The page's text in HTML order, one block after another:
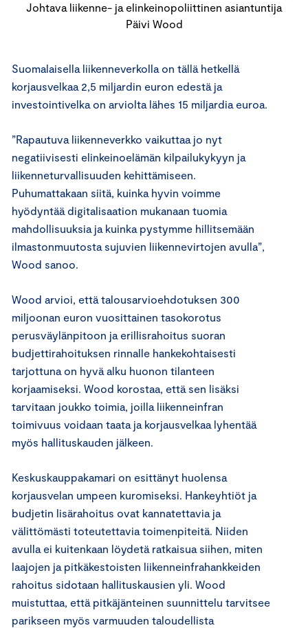
Johtava liikenne- ja elinkeinopoliittinen asiantuntija
Päivi Wood
Suomalaisella liikenneverkolla on tällä hetkellä
korjausvelkaa 2,5 miljardin euron edestä ja
investointivelka on arviolta lähes 15 miljardia euroa.
”Rapautuva liikenneverkko vaikuttaa jo nyt
negatiivisesti elinkeinoelämän kilpailukykyyn ja
liikenneturvallisuuden kehittämiseen.
Puhumattakaan siitä, kuinka hyvin voimme
hyödyntää digitalisaation mukanaan tuomia
mahdollisuuksia ja kuinka pystymme hillitsemään
ilmastonmuutosta sujuvien liikennevirtojen avulla”,
Wood sanoo.
Wood arvioi, että talousarvioehdotuksen 300
miljoonan euron vuosittainen tasokorotus
perusväylänpitoon ja erillisrahoitus suoran
budjettirahoituksen rinnalle hankekohtaisesti
tarjottuna on hyvä alku huonon tilanteen
korjaamiseksi. Wood korostaa, että sen lisäksi
tarvitaan joukko toimia, joilla liikenneinfran
toimivuus voidaan taata ja korjausvelkaa lyhentää
myös hallituskauden jälkeen.
Keskuskauppakamari on esittänyt huolensa
korjausvelan umpeen kuromiseksi. Hankeyhtiöt ja
budjetin lisärahoitus ovat kannatettavia ja
välittömästi toteutettavia toimenpiteitä. Niiden
avulla ei kuitenkaan löydetä ratkaisua siihen, miten
laajojen ja pitkäkestoisten liikenneinfrahankkeiden
rahoitus sidotaan hallituskausien yli. Wood
muistuttaa, että pitkäjänteinen suunnittelu tarvitsee
parikseen myös varmuuden taloudellista